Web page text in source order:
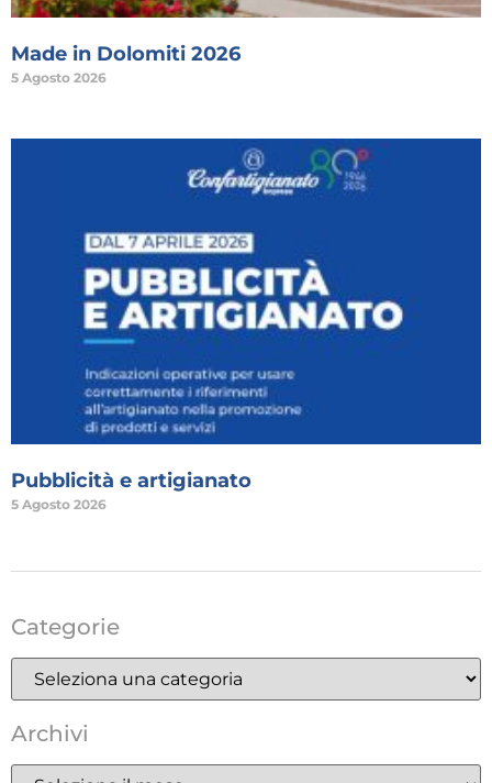
Made in Dolomiti 2026
5 Agosto 2026
Pubblicità e artigianato
5 Agosto 2026
Categorie
Archivi